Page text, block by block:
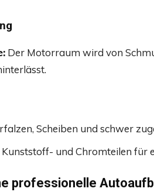
Der Motorraum wird von
Scheiben und schwer
und Chromteilen für
professionelle